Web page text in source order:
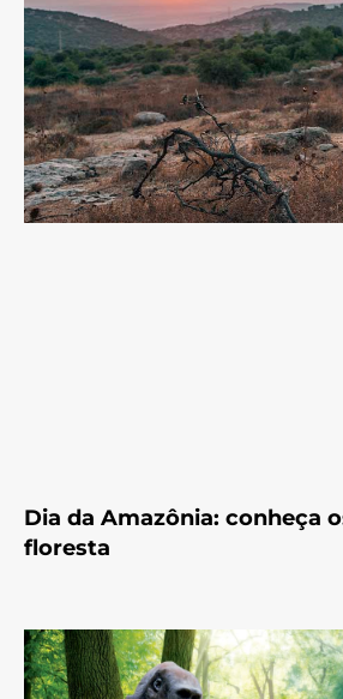
Dia da Amazônia: conheça
floresta